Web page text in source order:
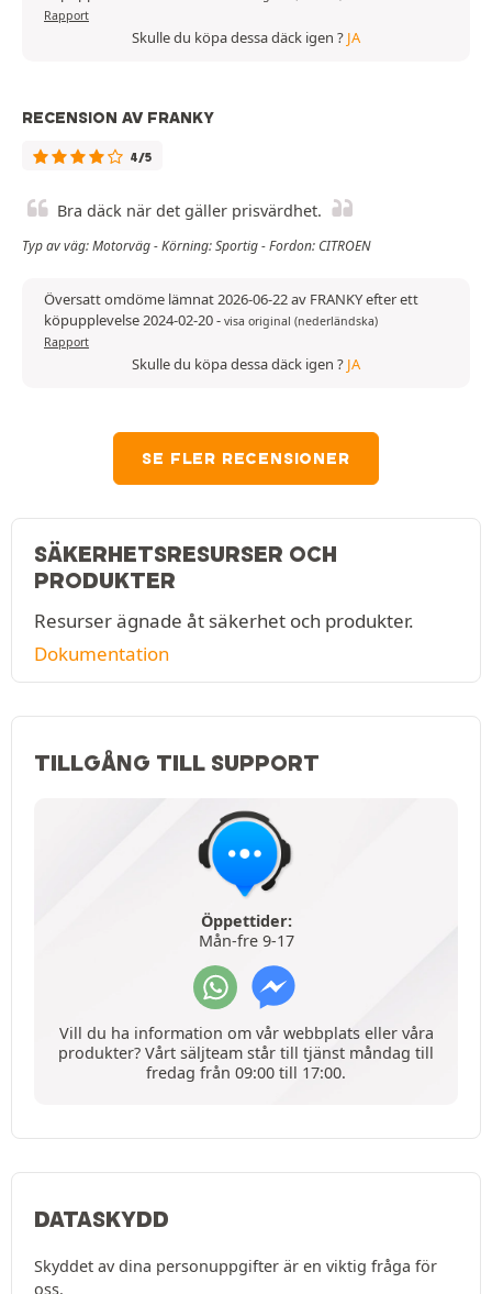
Rapport
Skulle du köpa dessa däck igen ? JA
RECENSION AV FRANKY
4/5
Bra däck när det gäller prisvärdhet.
Typ av väg: Motorväg - Körning: Sportig - Fordon: CITROEN
Översatt omdöme lämnat 2026-06-22 av FRANKY efter ett
köpupplevelse 2024-02-20- visa original (nederländska)
Rapport
Skulle du köpa dessa däck igen ? JA
SE FLER RECENSIONER
SÄKERHETSRESURSER OCH
PRODUKTER
Resurser ägnade åt säkerhet och produkter.
Dokumentation
TILLGÅNG TILL SUPPORT
Öppettider:
Mån-fre 9-17
Vill du ha information om vår webbplats eller våra
produkter? Vårt säljteam står till tjänst måndag till
fredag från 09:00 till 17:00.
DATASKYDD
Skyddet av dina personuppgifter är en viktig fråga för
oss.